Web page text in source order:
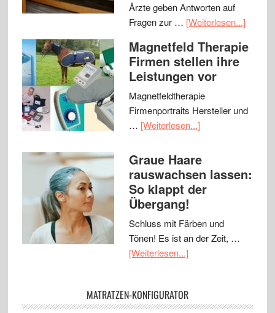
Ärzte geben Antworten auf
Fragen zur … [Weiterlesen...]
Magnetfeld Therapie
Firmen stellen ihre
Leistungen vor
Magnetfeldtherapie
Firmenportraits Hersteller und
… [Weiterlesen...]
Graue Haare
rauswachsen lassen:
So klappt der
Übergang!
Schluss mit Färben und
Tönen! Es ist an der Zeit, …
[Weiterlesen...]
MATRATZEN-KONFIGURATOR